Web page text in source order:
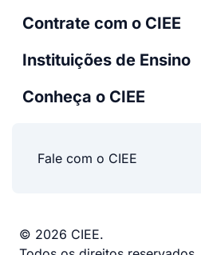
Contrate com o CIEE
Instituições de Ensino
Conheça o CIEE
Fale com o CIEE
© 2026 CIEE.